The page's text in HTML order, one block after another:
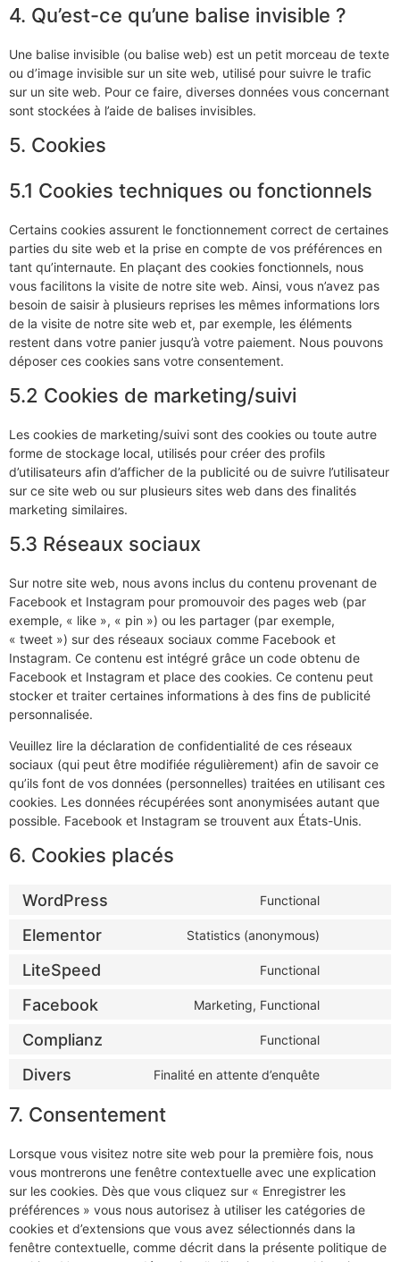
4. Qu’est-ce qu’une balise invisible ?
Une balise invisible (ou balise web) est un petit morceau de texte
ou d’image invisible sur un site web, utilisé pour suivre le trafic
sur un site web. Pour ce faire, diverses données vous concernant
sont stockées à l’aide de balises invisibles.
5. Cookies
5.1 Cookies techniques ou fonctionnels
Certains cookies assurent le fonctionnement correct de certaines
parties du site web et la prise en compte de vos préférences en
tant qu’internaute. En plaçant des cookies fonctionnels, nous
vous facilitons la visite de notre site web. Ainsi, vous n’avez pas
besoin de saisir à plusieurs reprises les mêmes informations lors
de la visite de notre site web et, par exemple, les éléments
restent dans votre panier jusqu’à votre paiement. Nous pouvons
déposer ces cookies sans votre consentement.
5.2 Cookies de marketing/suivi
Les cookies de marketing/suivi sont des cookies ou toute autre
forme de stockage local, utilisés pour créer des profils
d’utilisateurs afin d’afficher de la publicité ou de suivre l’utilisateur
sur ce site web ou sur plusieurs sites web dans des finalités
marketing similaires.
5.3 Réseaux sociaux
Sur notre site web, nous avons inclus du contenu provenant de
Facebook et Instagram pour promouvoir des pages web (par
exemple, « like », « pin ») ou les partager (par exemple,
« tweet ») sur des réseaux sociaux comme Facebook et
Instagram. Ce contenu est intégré grâce un code obtenu de
Facebook et Instagram et place des cookies. Ce contenu peut
stocker et traiter certaines informations à des fins de publicité
personnalisée.
Veuillez lire la déclaration de confidentialité de ces réseaux
sociaux (qui peut être modifiée régulièrement) afin de savoir ce
qu’ils font de vos données (personnelles) traitées en utilisant ces
cookies. Les données récupérées sont anonymisées autant que
possible. Facebook et Instagram se trouvent aux États-Unis.
6. Cookies placés
WordPress Functional
Elementor Statistics (anonymous)
LiteSpeed Functional
Facebook Marketing, Functional
Complianz Functional
Divers Finalité en attente d’enquête
7. Consentement
Lorsque vous visitez notre site web pour la première fois, nous
vous montrerons une fenêtre contextuelle avec une explication
sur les cookies. Dès que vous cliquez sur « Enregistrer les
préférences » vous nous autorisez à utiliser les catégories de
cookies et d’extensions que vous avez sélectionnés dans la
fenêtre contextuelle, comme décrit dans la présente politique de